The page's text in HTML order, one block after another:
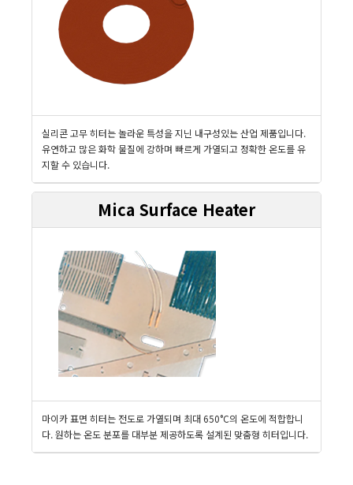
실리콘 고무 히터는 놀라운 특성을 지닌 내구성있는 산업 제품입니다.
유연하고 많은 화학 물질에 강하며 빠르게 가열되고 정확한 온도를 유
지할 수 있습니다.
Mica Surface Heater
마이카 표면 히터는 전도로 가열되며 최대 650°C의 온도에 적합합니
다. 원하는 온도 분포를 대부분 제공하도록 설계된 맞춤형 히터입니다.